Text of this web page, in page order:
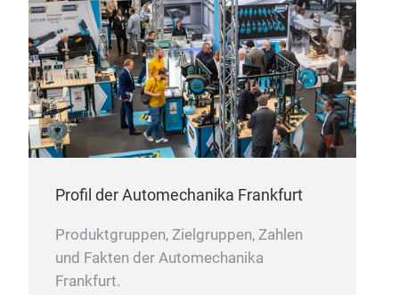
Profil der Automechanika Frankfurt
Produktgruppen, Zielgruppen, Zahlen
und Fakten der Automechanika
Frankfurt.